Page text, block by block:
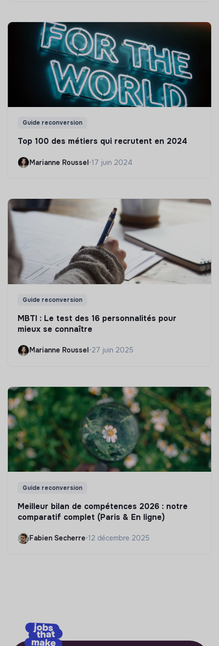
Guide reconversion
Top 100 des métiers qui recrutent en 2024
Marianne Roussel•17 juin 2024
Guide reconversion
MBTI : Le test des 16 personnalités pour
mieux se connaître
Marianne Roussel •27 juin 2025
Guide reconversion
Meilleur bilan de compétences 2026 : notre
comparatif complet (Paris & En ligne)
Fabien Secherre•12 décembre 2025